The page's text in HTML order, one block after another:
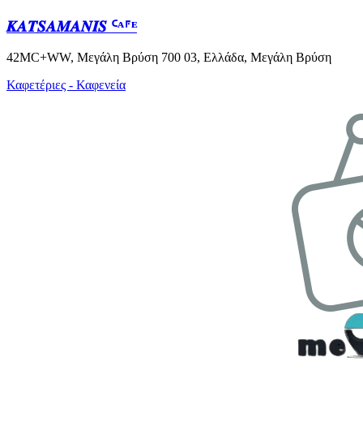
𝑲𝑨𝑻𝑺𝑨𝑴𝑨𝑵𝑰𝑺 ᑦᴬ⸁ᴱ
42MC+WW, Μεγάλη Βρύση 700 03, Ελλάδα, Μεγάλη Βρύση
Καφετέριες - Καφενεία